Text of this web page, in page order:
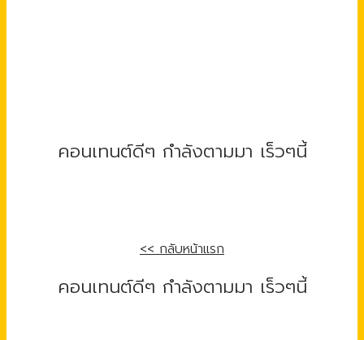
คอนเทนต์ดีๆ กำลังตามมา เร็วๆนี้
<< กลับหน้าแรก
คอนเทนต์ดีๆ กำลังตามมา เร็วๆนี้